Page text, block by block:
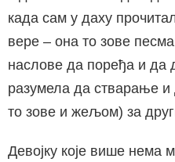
када сам у даху
вере – она то зове
наслове да поређа и да
разумела да стварање
то зове и жељом) за
Девојку које више нема